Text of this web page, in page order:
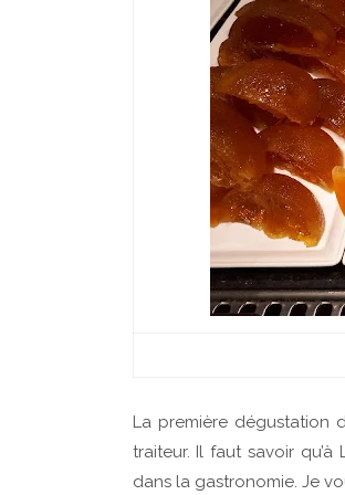
La première dégustation
traiteur. Il faut savoir
dans la gastronomie. Je